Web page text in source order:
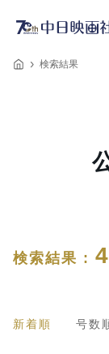
検索結果
検索結果 :
新着順 号数